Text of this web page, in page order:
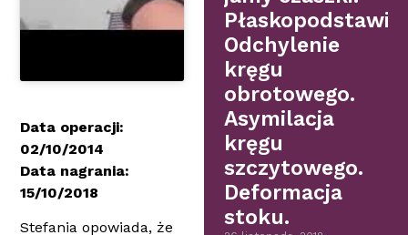
Data operacji:
02/10/2014
Data nagrania:
15/10/2018
Stefania opowiada, że
Płaskopodstawie.
Odchylenie
kręgu
obrotowego.
Asymilacja
kręgu
szczytowego.
Deformacja
stoku.